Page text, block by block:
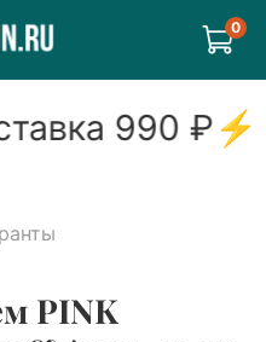
0
990₽⚡
PINK